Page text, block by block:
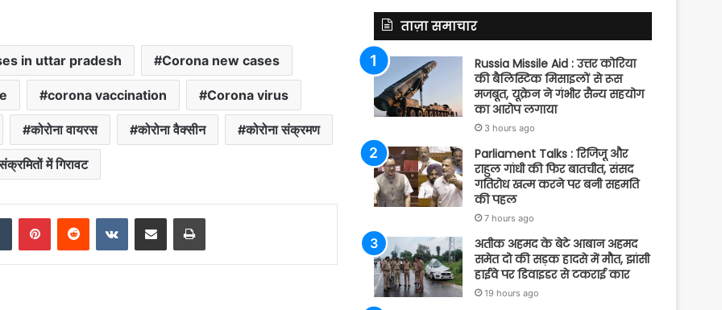
in uttar pradesh Corona new cases
corona vaccination Corona virus
कोरोना वायरस कोरोना वैक्सीन कोरोना संक्रमण
में गिरावट
Tumblr PinterestReddit VKontakteShare via Email Print
ताज़ा समाचार
Russia Missile Aid : उत्तर कोरिया
की बैलिस्टिक मिसाइलों से रूस
मजबूत, यूक्रेन ने गंभीर सैन्य सहयोग
का आरोप लगाया
3 hours ago
Parliament Talks : रिजिजू और
राहुल गांधी की फिर बातचीत, संसद
गतिरोध खत्म करने पर बनी सहमति
की पहल
7 hours ago
अतीक अहमद के बेटे आबान अहमद
समेत दो की सड़क हादसे में मौत, झांसी
हाईवे पर डिवाइडर से टकराई कार
19 hours ago